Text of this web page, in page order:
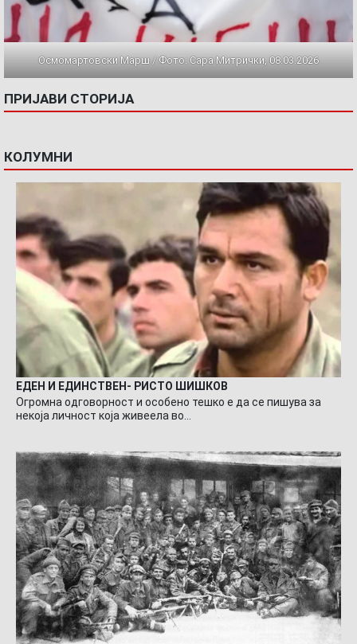
Осмомартовски Марш / Фото: Сара Митрички, 08.03.2026
ПРИЈАВИ СТОРИЈА
КОЛУМНИ
ЕДЕН И ЕДИНСТВЕН- РИСТО ШИШКОВ
Огромна одговорност и особено тешко е да се пишува за
некоја личност која живеела во…